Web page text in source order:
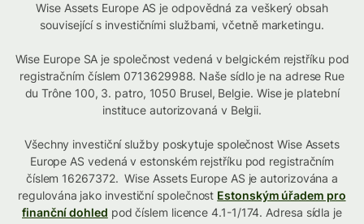
Wise Assets Europe AS je odpovědná za veškerý obsah
související s investičními službami, včetně marketingu.
Wise Europe SA je společnost vedená v belgickém rejstříku pod
registračním číslem 0713629988. Naše sídlo je na adrese Rue
du Trône 100, 3. patro, 1050 Brusel, Belgie. Wise je platební
instituce autorizovaná v Belgii.
Všechny investiční služby poskytuje společnost Wise Assets
Europe AS vedená v estonském rejstříku pod registračním
číslem 16267372. Wise Assets Europe AS je autorizována a
regulována jako investiční společnost Estonským úřadem pro
finanční dohled pod číslem licence 4.1-1/174. Adresa sídla je